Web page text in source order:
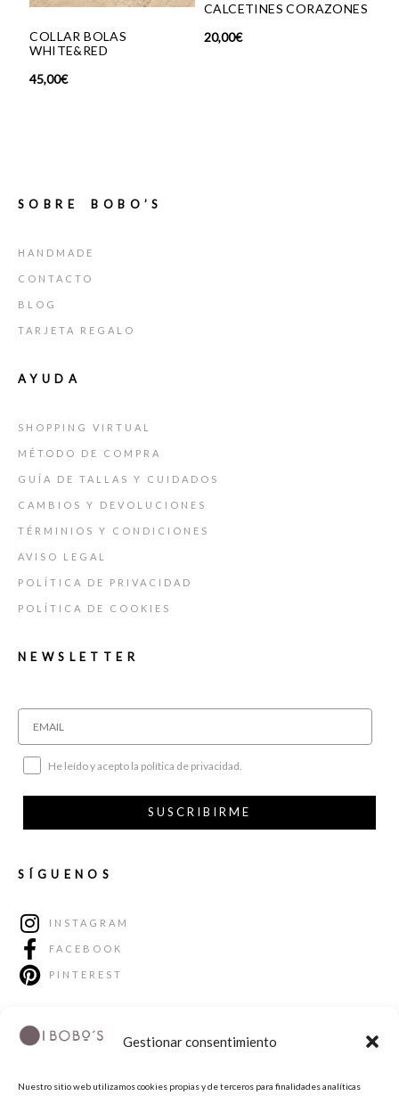
Gestionar consentimiento
Nuestro sitio web utilizamos cookies propias y de terceros para finalidades analíticas
COLLAR BOLAS
WHITE&RED
45,00€
CALCETINES CORAZONES
20,00€
SOBRE BOBO’S
HANDMADE
CONTACTO
BLOG
TARJETA REGALO
AYUDA
SHOPPING VIRTUAL
MÉTODO DE COMPRA
GUÍA DE TALLAS Y CUIDADOS
CAMBIOS Y DEVOLUCIONES
TÉRMINIOS Y CONDICIONES
AVISO LEGAL
POLÍTICA DE PRIVACIDAD
POLÍTICA DE COOKIES
NEWSLETTER
He leído y acepto la política de privacidad.
SUSCRIBIRME
SÍGUENOS
INSTAGRAM
FACEBOOK
PINTEREST